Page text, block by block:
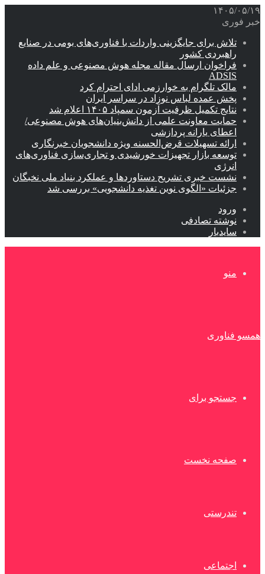
۱۴۰۵/۰۵/۱۹
خبر فوری
تلاش برای جایگزینی واردات با فناوری‌های بومی در صنایع
راهبردی کشور
فراخوان ارسال مقاله مجله هوش مصنوعی و علم داده
ADSIS
مالک تلگرام به خوارزمی ادای احترام کرد
پخش عمده لباس نوزاد در سراسر ایران
نتایج تکمیل ظرفیت آزمون سمپاد ۱۴۰۵ اعلام شد
حمایت معاونت علمی از دانش‌بنیان‌های هوش مصنوعی/
اعطای یارانه پردازشی
ارائه تسهیلات قرض‌الحسنه ویژه دانشجویان خبرنگاری
توسعه بازار تجهیزات خورشیدی و تجاری‌سازی فناوری‌های
انرژی
نشست خبری تشریح دستاوردها و عملکرد بنیاد ملی نخبگان
جزئیات «الگوی نوین تغذیه دانشجویی» بررسی شد
ورود
نوشته تصادفی
سایدبار
منو
همسو فناوری
جستجو برای
صفحه نخست
تندرستی
اجتماعی